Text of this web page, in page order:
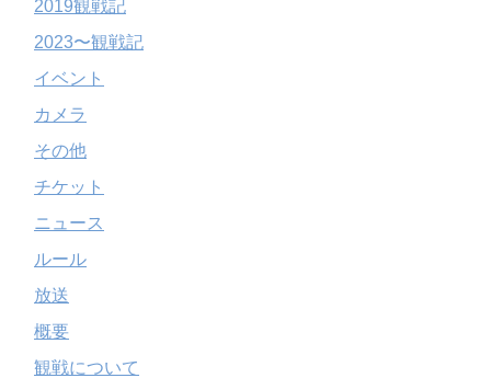
2019観戦記
2023〜観戦記
イベント
カメラ
その他
チケット
ニュース
ルール
放送
概要
観戦について